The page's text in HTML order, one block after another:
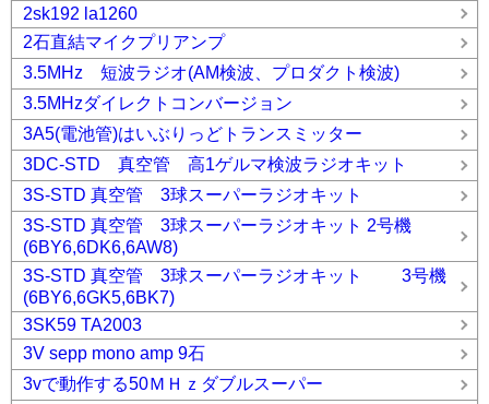
2sk192 la1260
2石直結マイクプリアンプ
3.5MHz 短波ラジオ(AM検波、プロダクト検波)
3.5MHzダイレクトコンバージョン
3A5(電池管)はいぶりっどトランスミッター
3DC-STD 真空管 高1ゲルマ検波ラジオキット
3S-STD 真空管 3球スーパーラジオキット
3S-STD 真空管 3球スーパーラジオキット 2号機
(6BY6,6DK6,6AW8)
3S-STD 真空管 3球スーパーラジオキット 3号機
(6BY6,6GK5,6BK7)
3SK59 TA2003
3V sepp mono amp 9石
3vで動作する50ＭＨｚダブルスーパー